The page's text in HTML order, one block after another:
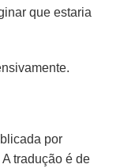
que estaria
por
tradução é de